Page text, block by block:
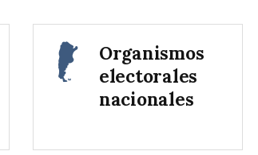
Organismos
electorales
nacionales